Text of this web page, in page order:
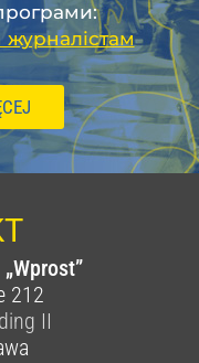
212
II